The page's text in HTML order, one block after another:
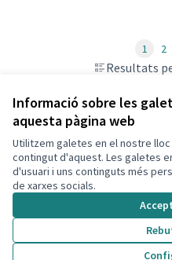
Informació sobre les
aquesta pàgina web
Utilitzem galetes en el nostre
contingut d'aquest. Les galetes
d'usuari i uns continguts més
de xarxes socials.
Resultats
1 2
Termes i condicions d'ús
Configuració de les galetes
Decidim Calafell a X
(Enllaç extern)
Decidim Calafell a Facebook
Decidim Calafell a
Decidim Calafell a
(Enllaç extern)